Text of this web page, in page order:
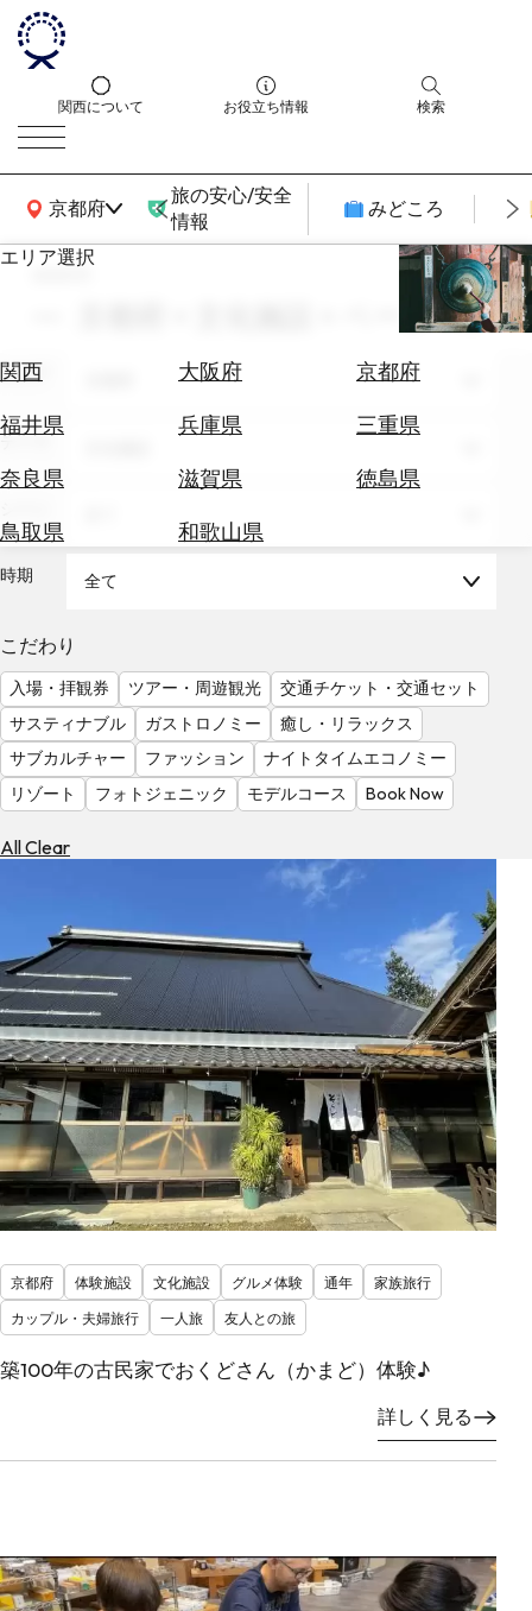
関西について お役立ち情報 検索
京都府
関西広域MAP
旅の安心/安全
情報
みどころ
エリア選択
関西 大阪府
京都府
福井県
兵庫県
三重県
奈良県
滋賀県
徳島県
鳥取県
和歌山県
エ
券
テ
を
調
べ
る
天
気
を
見
る
search
京都府 × 文化施設 × ページ：2
エリア
テーマ
時期 全て
こだわり
入場・拝観券 ツアー・周遊観光
交通チケット・交通セット
サスティナブル
ガストロノミー
癒し・リラックス
サブカルチャー
ファッション
ナイトタイムエコノミー
リゾート
フォトジェニック モデルコース Book Now
All Clear
京都府 体験施設 文化施設 グルメ体験 通年
家族旅行
カップル・夫婦旅行
一人旅 友人との旅
築100年の古民家でおくどさん（かまど）体験♪
詳しく見る